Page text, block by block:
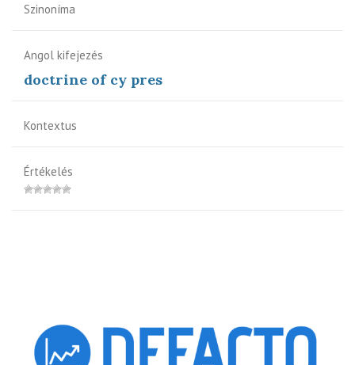
Szinoníma
Angol kifejezés
doctrine of cy pres
Kontextus
Értékelés